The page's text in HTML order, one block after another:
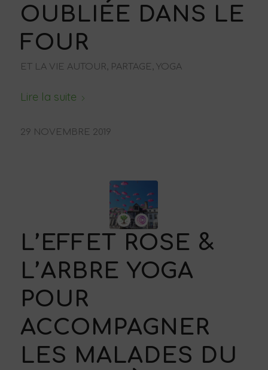
OUBLIÉE DANS LE
FOUR
ET LA VIE AUTOUR, PARTAGE , YOGA
Lire la suite
29 NOVEMBRE 2019
L’EFFET ROSE &
L’ARBRE YOGA
POUR
ACCOMPAGNER
LES MALADES DU